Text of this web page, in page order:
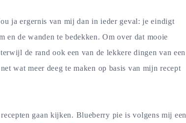
ja ergernis van mij dan in ieder geval: je eindigt
en de wanden te bedekken. Om over dat mooie
de rand ook een van de lekkere dingen van een
wat meer deeg te maken op basis van mijn recept
gaan kijken. Blueberry pie is volgens mij een